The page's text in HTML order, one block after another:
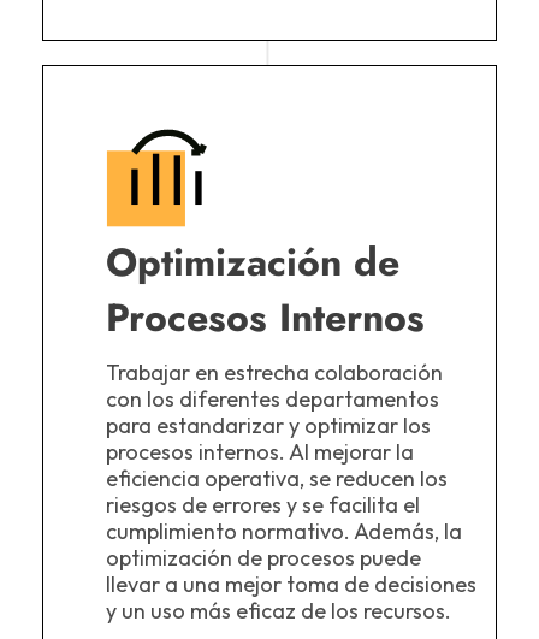
Optimización de
Procesos Internos
Trabajar en estrecha colaboración
con los diferentes departamentos
para estandarizar y optimizar los
procesos internos. Al mejorar la
eficiencia operativa, se reducen los
riesgos de errores y se facilita el
cumplimiento normativo. Además, la
optimización de procesos puede
llevar a una mejor toma de decisiones
y un uso más eficaz de los recursos.